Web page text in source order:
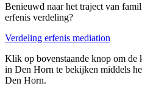
Benieuwd naar het traject van
erfenis verdeling?
Verdeling erfenis mediation
Klik op bovenstaande knop om de
in Den Horn te bekijken middels
Den Horn.